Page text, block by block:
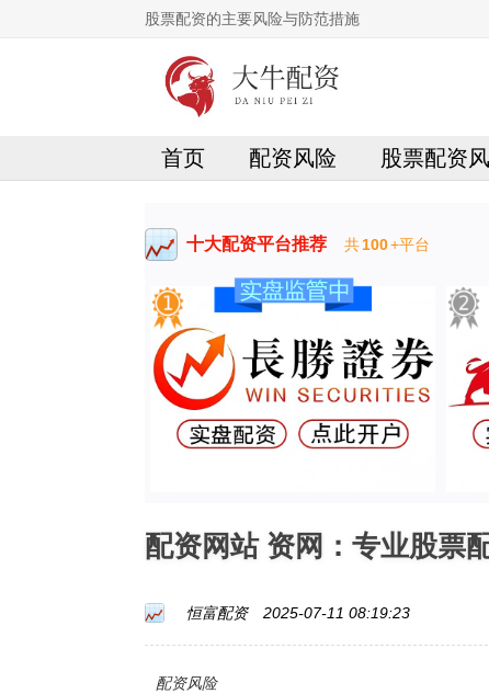
股票配资的主要风险与防范措施
首页 配资风险 股票配资
十大配资平台推荐 共100+平台
配资网站 资网：专业股票
恒富配资 2025-07-11 08:19:23
配资风险